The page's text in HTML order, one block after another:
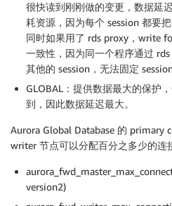
很快读到刚刚做的变更，数据延
耗资源，因为每个 session 都要
同时如果用了 rds proxy，write
一致性，因为同一个程序通过
其他的 session，无法固定
GLOBAL：提供数据最大的保护
到，因此数据延迟最大。
Aurora Global Database 的 primary
writer 节点可以分配百分之多少的连
version2)